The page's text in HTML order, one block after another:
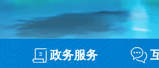
政务服务